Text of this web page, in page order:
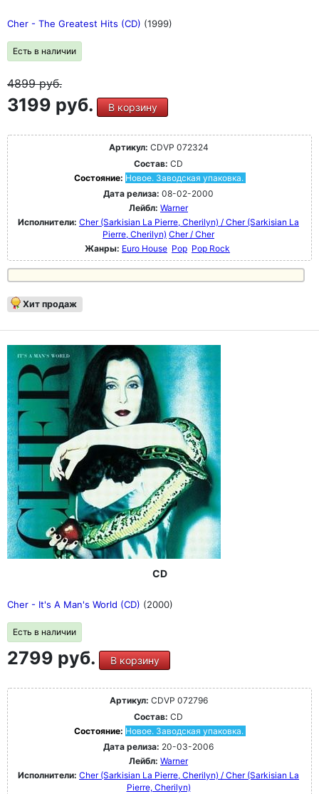
Cher - The Greatest Hits (CD) (1999)
Есть в наличии
4899руб.
3199 руб. В корзину
Артикул: CDVP 072324
Состав: CD
Состояние: Новое. Заводская упаковка.
Дата релиза: 08-02-2000
Лейбл: Warner
Исполнители: Cher (Sarkisian La Pierre, Cherilyn) / Cher (Sarkisian La
Pierre, Cherilyn) Cher / Cher
Жанры: Euro House Pop Pop Rock
Хит продаж
CD
Cher - It's A Man's World (CD) (2000)
Есть в наличии
2799 руб. В корзину
Артикул: CDVP 072796
Состав: CD
Состояние: Новое. Заводская упаковка.
Дата релиза: 20-03-2006
Лейбл: Warner
Исполнители: Cher (Sarkisian La Pierre, Cherilyn) / Cher (Sarkisian La
Pierre, Cherilyn)